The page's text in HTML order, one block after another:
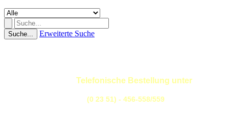
Suche... Erweiterte Suche
Telefonische Bestellung unter
(0 23 51) - 456-558/559